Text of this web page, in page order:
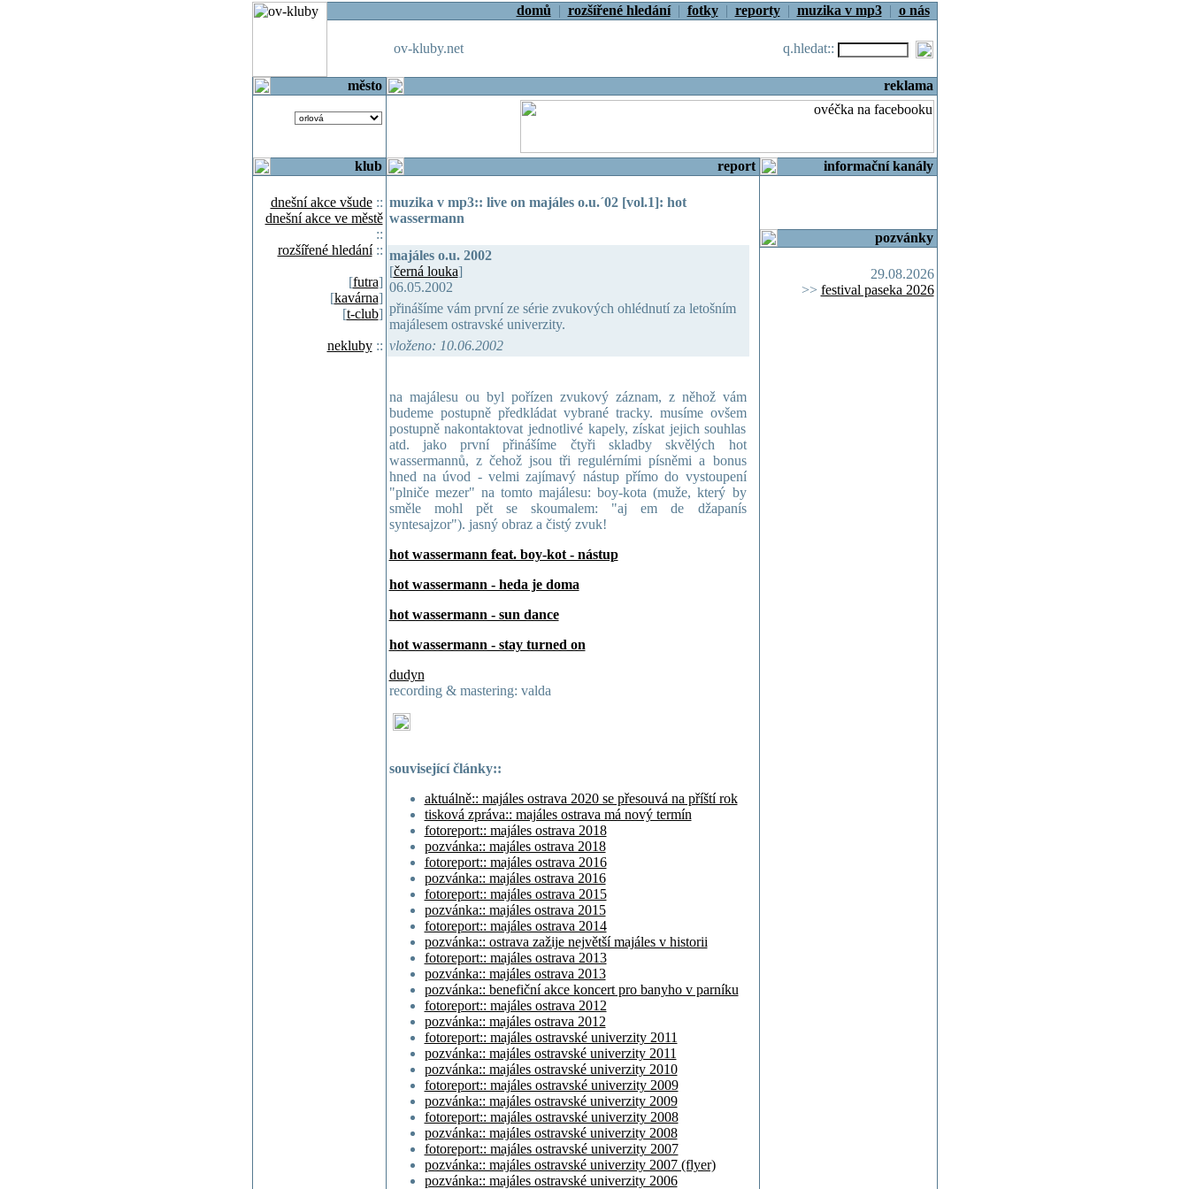
domů | rozšířené hledání| fotky| reporty| muzika v mp3| o nás
ov-kluby.net q.hledat::
město reklama
klub
dnešní akce všude::
dnešní akce ve městě
::
rozšířené hledání::
[futra]
[kavárna]
[t-club]
nekluby::
report
muzika v mp3:: live on majáles o.u.´02 [vol.1]: hot
wassermann
majáles o.u. 2002
[černá louka]
06.05.2002
přinášíme vám první ze série zvukových ohlédnutí za letošním
majálesem ostravské univerzity.
vloženo: 10.06.2002
na majálesu ou byl pořízen zvukový záznam, z něhož vám
budeme postupně předkládat vybrané tracky. musíme ovšem
postupně nakontaktovat jednotlivé kapely, získat jejich souhlas
atd. jako první přinášíme čtyři skladby skvělých hot
wassermannů, z čehož jsou tři regulérními písněmi a bonus
hned na úvod - velmi zajímavý nástup přímo do vystoupení
"plniče mezer" na tomto majálesu: boy-kota (muže, který by
směle mohl pět se skoumalem: "aj em de džapanís
syntesajzor"). jasný obraz a čistý zvuk!
hot wassermann feat. boy-kot - nástup
hot wassermann - heda je doma
hot wassermann - sun dance
hot wassermann - stay turned on
dudyn
recording & mastering: valda
související články::
aktuálně:: majáles ostrava 2020 se přesouvá na příští rok
tisková zpráva:: majáles ostrava má nový termín
fotoreport:: majáles ostrava 2018
pozvánka:: majáles ostrava 2018
fotoreport:: majáles ostrava 2016
pozvánka:: majáles ostrava 2016
fotoreport:: majáles ostrava 2015
pozvánka:: majáles ostrava 2015
fotoreport:: majáles ostrava 2014
pozvánka:: ostrava zažije největší majáles v historii
fotoreport:: majáles ostrava 2013
pozvánka:: majáles ostrava 2013
pozvánka:: benefiční akce koncert pro banyho v parníku
fotoreport:: majáles ostrava 2012
pozvánka:: majáles ostrava 2012
fotoreport:: majáles ostravské univerzity 2011
pozvánka:: majáles ostravské univerzity 2011
pozvánka:: majáles ostravské univerzity 2010
fotoreport:: majáles ostravské univerzity 2009
pozvánka:: majáles ostravské univerzity 2009
fotoreport:: majáles ostravské univerzity 2008
pozvánka:: majáles ostravské univerzity 2008
fotoreport:: majáles ostravské univerzity 2007
pozvánka:: majáles ostravské univerzity 2007 (flyer)
pozvánka:: majáles ostravské univerzity 2006
informační kanály
pozvánky
29.08.2026
>> festival paseka 2026